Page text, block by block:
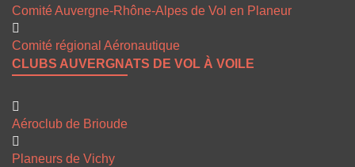
Comité Auvergne-Rhône-Alpes de Vol en Planeur
Comité régional Aéronautique
CLUBS AUVERGNATS DE VOL À VOILE
Aéroclub de Brioude
Planeurs de Vichy